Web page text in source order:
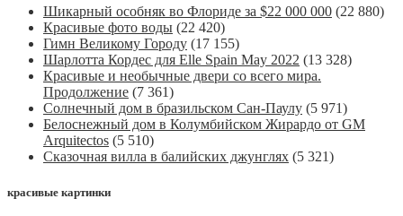
Шикарный особняк во Флориде за $22 000 000 (22 880)
Красивые фото воды (22 420)
Гимн Великому Городу (17 155)
Шарлотта Кордес для Elle Spain May 2022 (13 328)
Красивые и необычные двери со всего мира.
Продолжение (7 361)
Солнечный дом в бразильском Сан-Паулу (5 971)
Белоснежный дом в Колумбийском Жирардо от GM
Arquitectos (5 510)
Сказочная вилла в балийских джунглях (5 321)
красивые картинки